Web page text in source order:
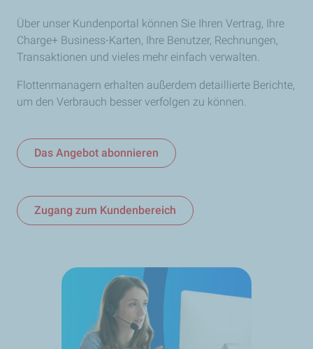
Über unser Kundenportal können Sie Ihren Vertrag, Ihre
Charge+ Business-Karten, Ihre Benutzer, Rechnungen,
Transaktionen und vieles mehr einfach verwalten.
Flottenmanagern erhalten außerdem detaillierte Berichte,
um den Verbrauch besser verfolgen zu können.
Das Angebot abonnieren
Zugang zum Kundenbereich